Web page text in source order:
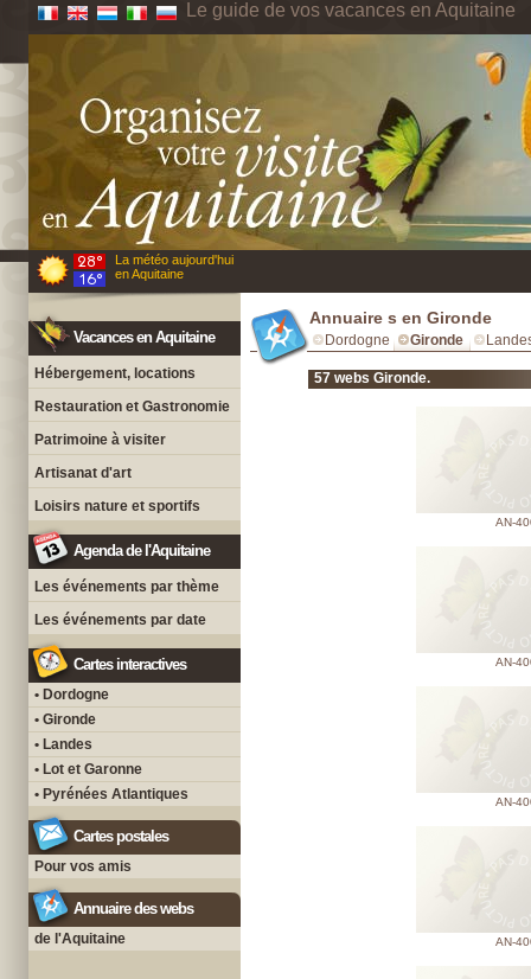
Le guide de vos vacances en Aquitaine
La météo aujourd'hui
en Aquitaine
Vacances en Aquitaine
Hébergement, locations
Restauration et Gastronomie
Patrimoine à visiter
Artisanat d'art
Loisirs nature et sportifs
Agenda de l'Aquitaine
Les événements par thème
Les événements par date
Cartes interactives
• Dordogne
• Gironde
• Landes
• Lot et Garonne
• Pyrénées Atlantiques
Cartes postales
Pour vos amis
Annuaire des webs
de l'Aquitaine
Annuaire s en Gironde
Dordogne Gironde
57 webs Gironde.
AN-
AN-
AN-
AN-